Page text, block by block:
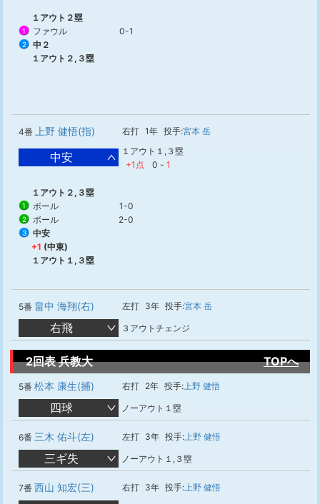
１アウト２塁
1 ファウル 0-1
2
中２
１アウト２,３塁
4番 上野 健悟(指) 右打 1年 投手:宮本 岳
中安
１アウト１,３塁
+1点
0 - 1
１アウト２,３塁
1 ボール 1-0
2 ボール 2-0
3
中安
+1 (中東)
１アウト１,３塁
5番 畠中 海翔(右) 左打 3年 投手:宮本 岳
右飛 ３アウトチェンジ
2回表 兵教大 TOPへ
5番 松本 康生(捕) 右打 2年 投手:上野 健悟
四球 ノーアウト１塁
6番 三木 佑斗(左) 左打 3年 投手:上野 健悟
三ギ失 ノーアウト１,３塁
7番 西山 知宏(三) 右打 3年 投手:上野 健悟